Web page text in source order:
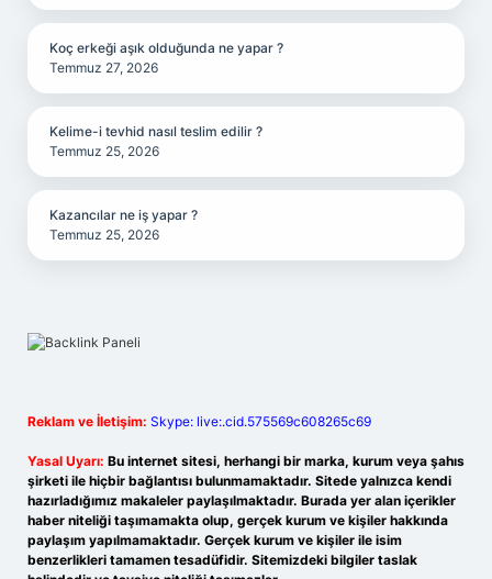
Koç erkeği aşık olduğunda ne yapar ?
Temmuz 27, 2026
Kelime-i tevhid nasıl teslim edilir ?
Temmuz 25, 2026
Kazancılar ne iş yapar ?
Temmuz 25, 2026
Reklam ve İletişim: Skype: live:.cid.575569c608265c69
Yasal Uyarı: Bu internet sitesi, herhangi bir marka, kurum veya şahıs
şirketi ile hiçbir bağlantısı bulunmamaktadır. Sitede yalnızca kendi
hazırladığımız makaleler paylaşılmaktadır. Burada yer alan içerikler
haber niteliği taşımamakta olup, gerçek kurum ve kişiler hakkında
paylaşım yapılmamaktadır. Gerçek kurum ve kişiler ile isim
benzerlikleri tamamen tesadüfidir. Sitemizdeki bilgiler taslak